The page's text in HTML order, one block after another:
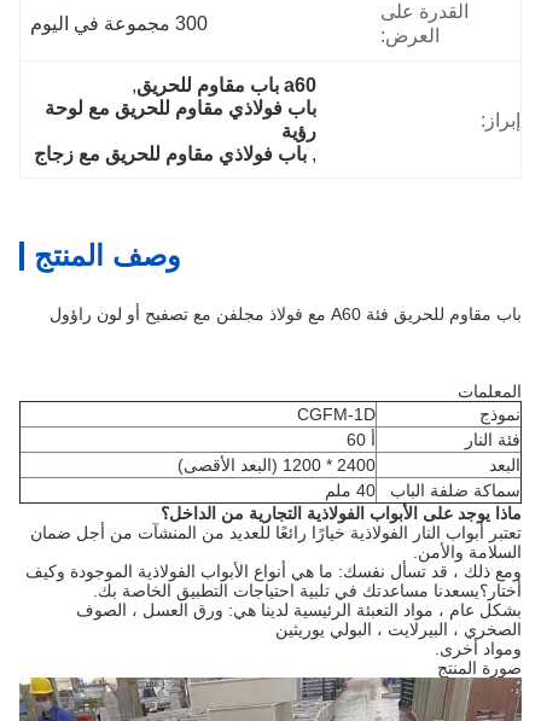
القدرة على
العرض:
300 مجموعة في اليوم
إبراز:
a60 باب مقاوم للحريق
,
باب فولاذي مقاوم للحريق مع لوحة
رؤية
, باب فولاذي مقاوم للحريق مع زجاج
وصف المنتج
باب مقاوم للحريق فئة A60 مع فولاذ مجلفن مع تصفيح أو لون راؤول
المعلمات
نموذج
CGFM-1D
فئة النار
البعد
2400 * 1200 (البعد الأقصى)
سماكة ضلفة الباب
40 ملم
ماذا يوجد على الأبواب الفولاذية التجارية من الداخل؟
تعتبر أبواب النار الفولاذية خيارًا رائعًا للعديد من المنشآت من أجل ضمان
السلامة والأمن.
ومع ذلك ، قد تسأل نفسك: ما هي أنواع الأبواب الفولاذية الموجودة وكيف
أختار؟يسعدنا مساعدتك في تلبية احتياجات التطبيق الخاصة بك.
بشكل عام ، مواد التعبئة الرئيسية لدينا هي: ورق العسل ، الصوف
الصخري ، البيرلايت ، البولي يوريثين
ومواد أخرى.
صورة المنتج